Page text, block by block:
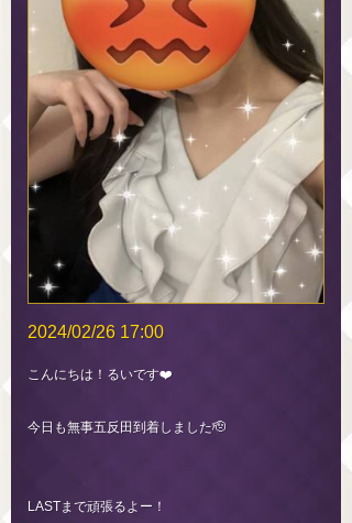
2024/02/26 17:00
こんにちは！るいです❤️
今日も無事五反田到着しました🫡
LASTまで頑張るよー！